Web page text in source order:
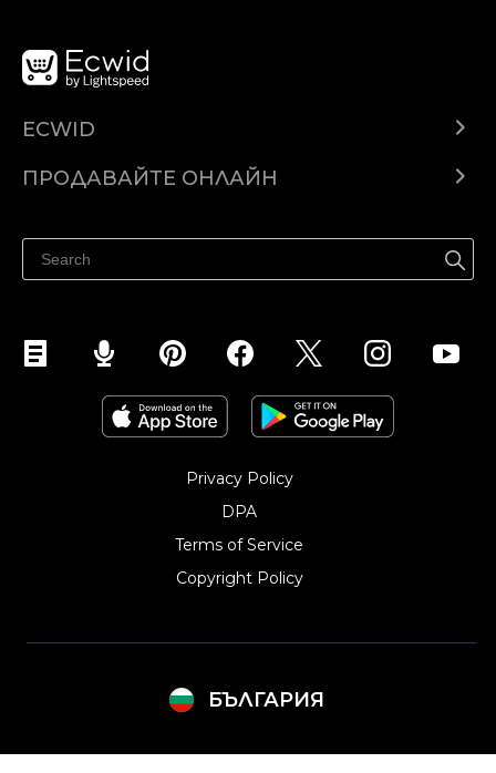
ECWID
Помощен център
ПРОДАВАЙТЕ ОНЛАЙН
Продавайте във Facebook
Продавайте в Instagram
Privacy Policy
DPA
Terms of Service
Copyright Policy‎
БЪЛГАРИЯ